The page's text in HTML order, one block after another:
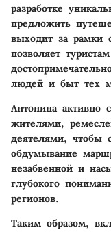
разработке
предложить
выходит за рамки
позволяет
людей и быт тех
Антонина активно
жителями,
деятелями, чтобы
обдумывание
незабвенной и
глубокого
регионов.
Таким образом,